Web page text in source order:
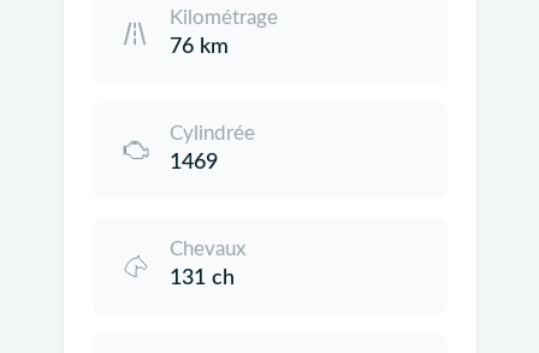
Kilométrage
76 km
Cylindrée
1469
Chevaux
131 ch